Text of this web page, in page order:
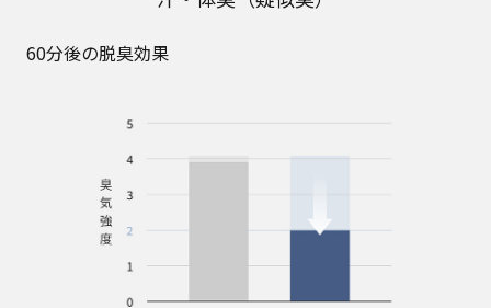
60分後の脱臭効果